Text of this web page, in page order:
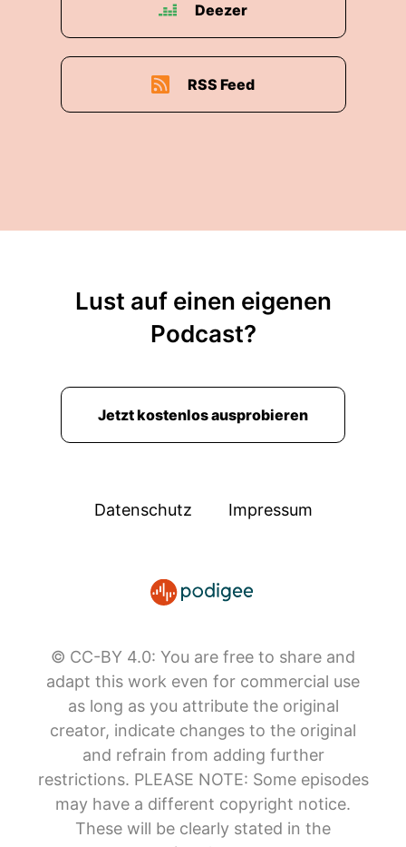
Deezer
RSS Feed
Lust auf einen eigenen
Podcast?
Jetzt kostenlos ausprobieren
Datenschutz Impressum
© CC-BY 4.0: You are free to share and
adapt this work even for commercial use
as long as you attribute the original
creator, indicate changes to the original
and refrain from adding further
restrictions. PLEASE NOTE: Some episodes
may have a different copyright notice.
These will be clearly stated in the